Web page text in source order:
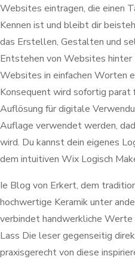
Websites eintragen, die einen
Kennen ist und bleibt dir
das Erstellen, Gestalten und
Entstehen von Websites
Websites in einfachen Worten
Konsequent wird sofortig parat
Auflösung für digitale
Auflage verwendet werden,
wird. Du kannst dein eigenes
dem intuitiven Wix Logisch
Ie Blog von Erkert, dem
hochwertige Keramik unter
verbindet handwerkliche
Lass Die leser gegenseitig
praxisgerecht von diese